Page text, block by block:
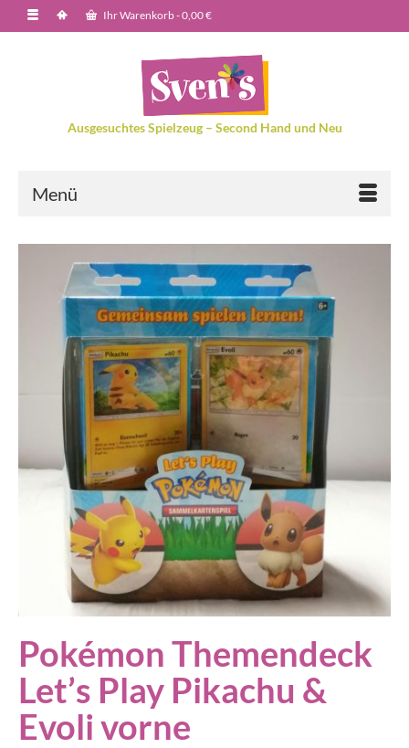
Ihr Warenkorb-0,00€
Ausgesuchtes Spielzeug – Second Hand und Neu
Menü
Pokémon Themendeck
Let’s Play Pikachu &
Evoli vorne